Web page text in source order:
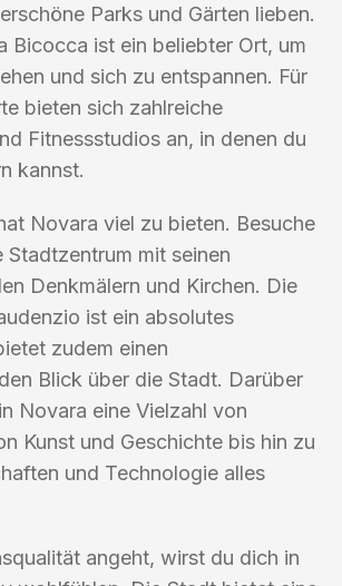
Parks und Gärten lieben.
Bicocca ist ein beliebter Ort, um
und sich zu entspannen. Für
bieten sich zahlreiche
Fitnessstudios an, in denen du
kannst.
Novara viel zu bieten. Besuche
Stadtzentrum mit seinen
Denkmälern und Kirchen. Die
ist ein absolutes
zudem einen
Blick über die Stadt. Darüber
Novara eine Vielzahl von
Kunst und Geschichte bis hin zu
und Technologie alles
angeht, wirst du dich in